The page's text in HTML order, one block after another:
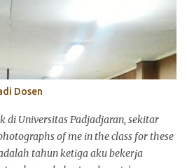
akhir pekan dan mengawali
ya), aku ingin merampungkan satu
cukup penting: tentang merasa.
belajar bagaimana manusia
dan perkataan. Ada yang
lain, ada yang tidak. Banyak teori
teori tentang perilaku manusia dan
menjawab bagaimana seseorang
Dosen
di Universitas Padjadjaran, sekitar
of me in the class for these
tahun ketiga aku bekerja